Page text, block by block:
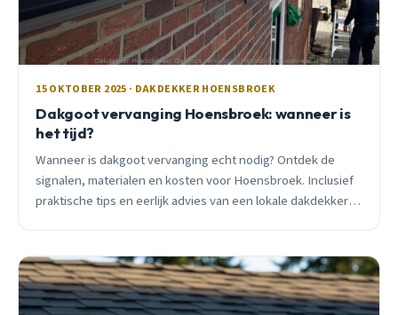
15 OKTOBER 2025 · DAKDEKKER HOENSBROEK
Dakgoot vervanging Hoensbroek: wanneer is
het tijd?
Wanneer is dakgoot vervanging echt nodig? Ontdek de
signalen, materialen en kosten voor Hoensbroek. Inclusief
praktische tips en eerlijk advies van een lokale dakdekker